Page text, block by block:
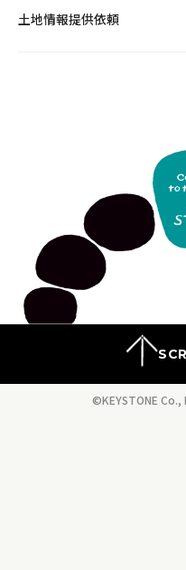
土地情報提供依頼
©KEYSTONE